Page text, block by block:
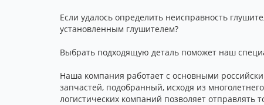
Если удалось определить неисправность
установленным глушителем?
Выбрать подходящую деталь поможет наш
Наша компания работает с основными
запчастей, подобранный, исходя из
логистических компаний позволяет отправлять